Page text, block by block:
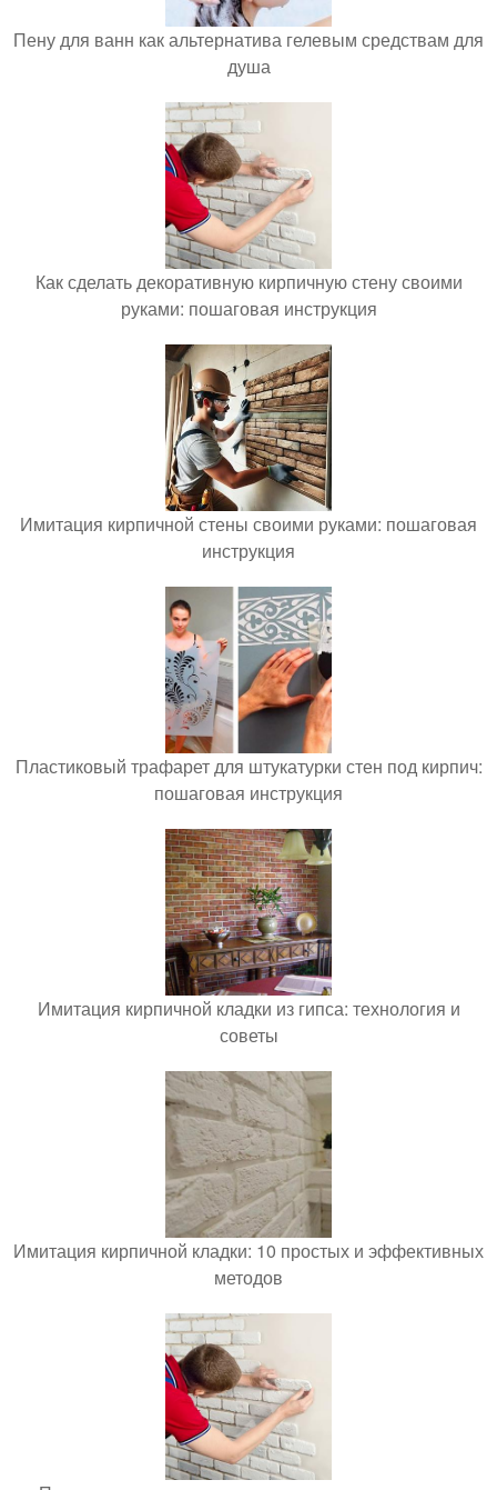
Пену для ванн как альтернатива гелевым средствам для
душа
Как сделать декоративную кирпичную стену своими
руками: пошаговая инструкция
Имитация кирпичной стены своими руками: пошаговая
инструкция
Пластиковый трафарет для штукатурки стен под кирпич:
пошаговая инструкция
Имитация кирпичной кладки из гипса: технология и
советы
Имитация кирпичной кладки: 10 простых и эффективных
методов